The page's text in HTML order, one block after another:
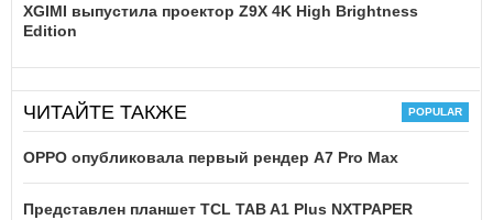
XGIMI выпустила проектор Z9X 4K High Brightness
Edition
ЧИТАЙТЕ ТАКЖЕ
OPPO опубликовала первый рендер A7 Pro Max
Представлен планшет TCL TAB A1 Plus NXTPAPER